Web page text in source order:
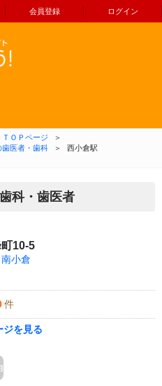
会員登録 ログイン
コンテンツへ移動
ＯＰページ
＞
医者・歯科 ＞
西小倉駅
科・歯医者
10-5
南小倉
件
ジを見る